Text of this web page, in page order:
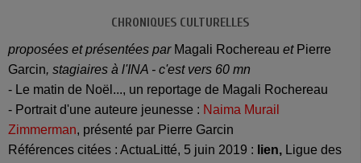
CHRONIQUES CULTURELLES
proposées et présentées par Magali Rochereau et Pierre
Garcin, stagiaires à l'INA - c'est vers 60 mn
- Le matin de Noël..., un reportage de Magali Rochereau
- Portrait d'une auteure jeunesse : Naima Murail
Zimmerman, présenté par Pierre Garcin
Références citées : ActuaLitté, 5 juin 2019 : lien, Ligue des